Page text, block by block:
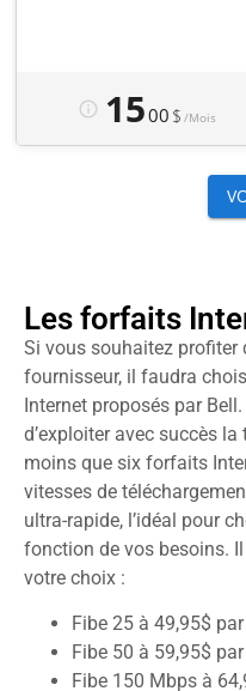
Les forfaits
Si vous souhaitez profiter
fournisseur, il faudra
Internet proposés par
d’exploiter avec succès
moins que six forfaits
vitesses de
ultra-rapide, l’idéal pour
fonction de vos besoins.
votre choix :
Fibe 25 à 49,95$
Fibe 50 à 59,95$
Fibe 150 Mbps à